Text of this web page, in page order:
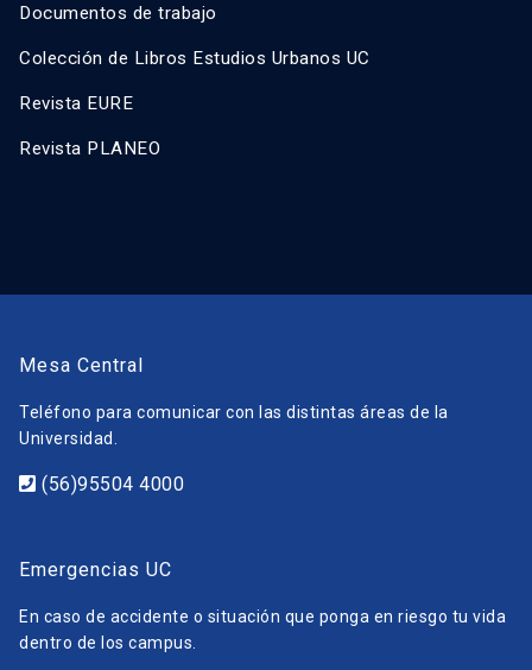
Documentos de trabajo
Colección de Libros Estudios Urbanos UC
Revista EURE
Revista PLANEO
Mesa Central
Teléfono para comunicar con las distintas áreas de la
Universidad.
(56)95504 4000
Emergencias UC
En caso de accidente o situación que ponga en riesgo tu vida
dentro de los campus.